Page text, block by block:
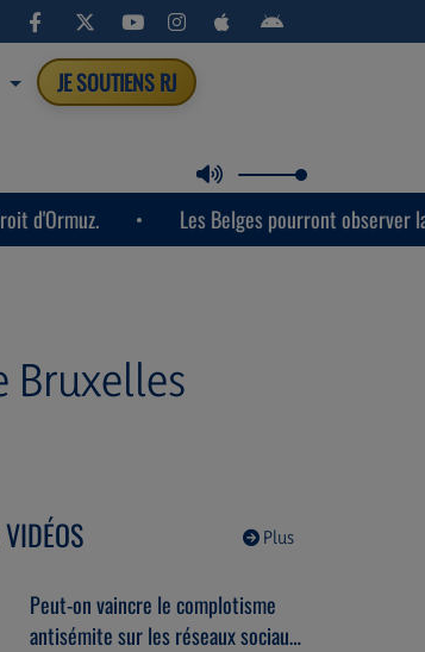
JE SOUTIENS RJ
Les Belges pourront observer la
Bruxelles
Plus
Peut-on vaincre le complotisme
antisémite sur les réseaux sociaux